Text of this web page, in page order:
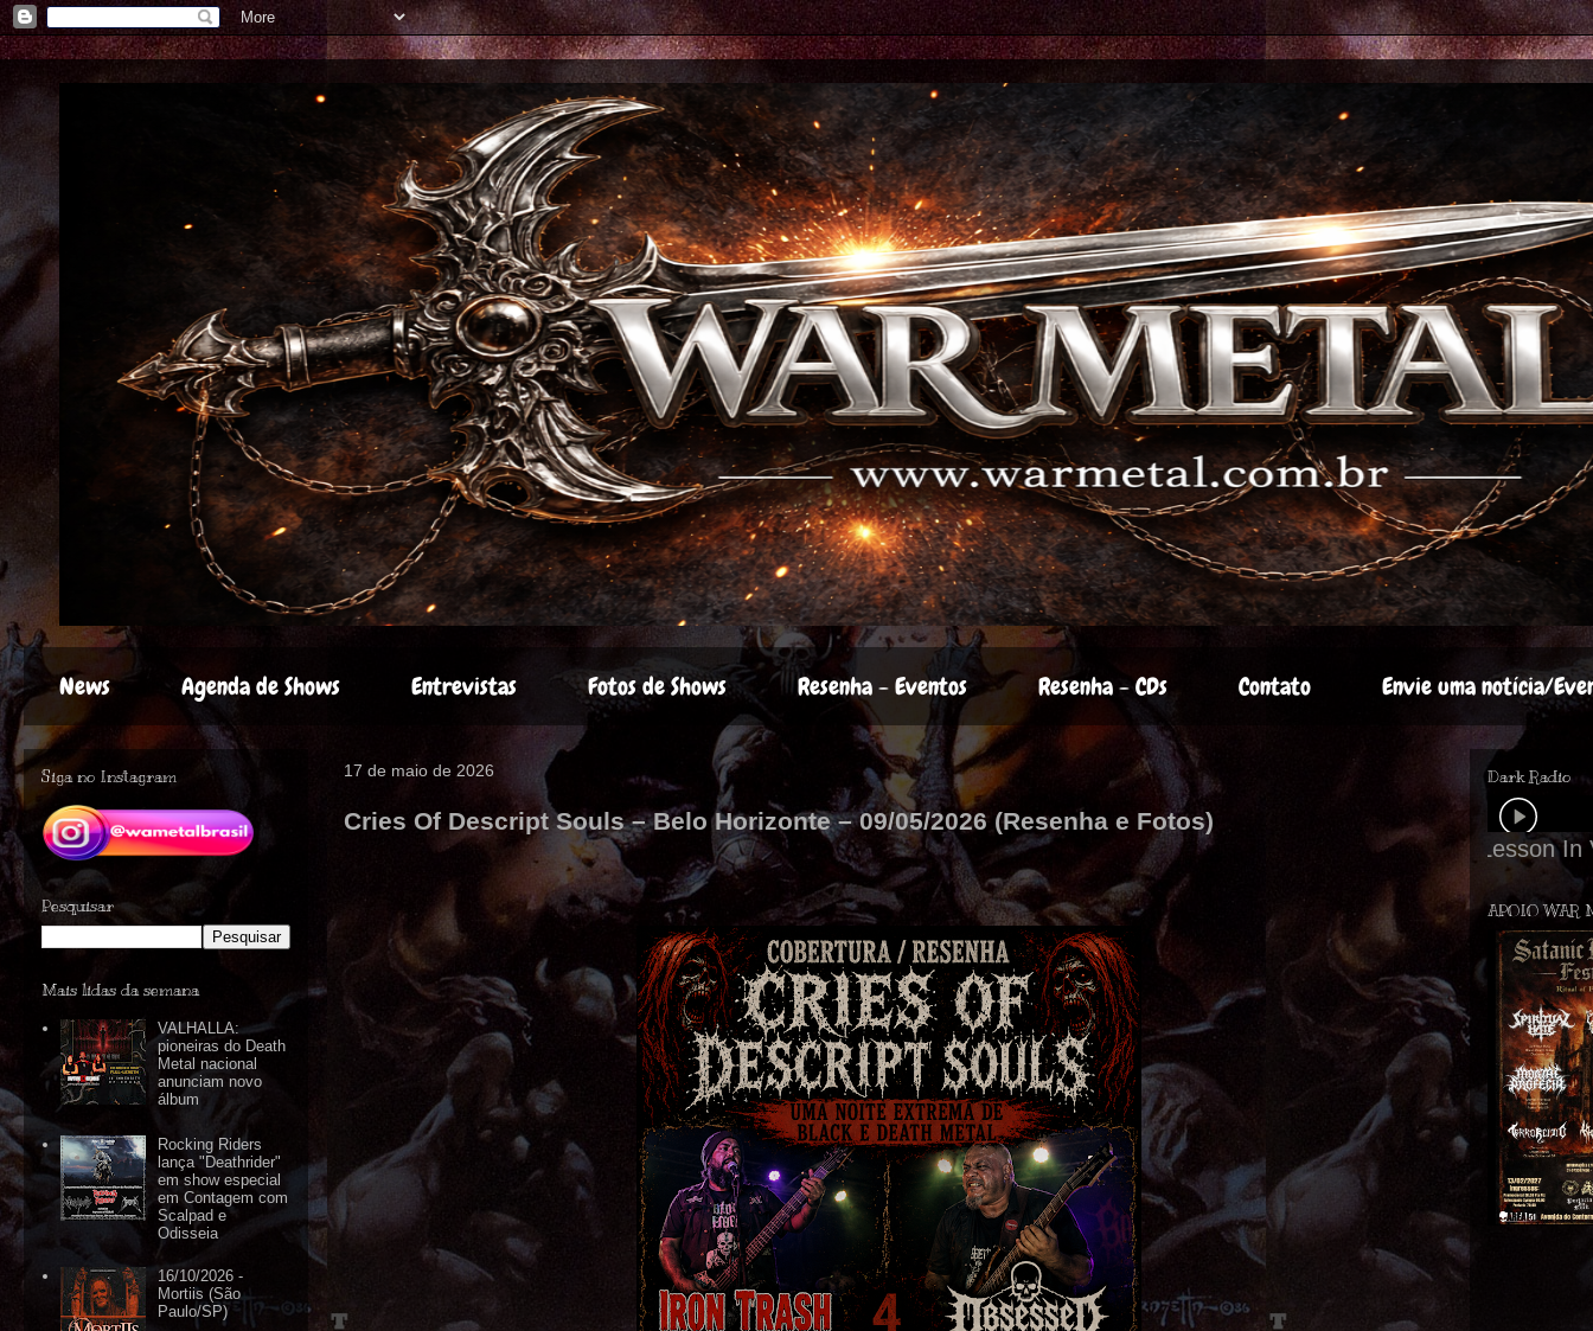
News Agenda de Shows Entrevistas Fotos de Shows Resenha - Eventos Resenha - CDs Contato Envie uma notícia/
17 de maio de 2026
Cries Of Descript Souls – Belo Horizonte – 09/05/2026 (Resenha e Fotos)
Siga no Instagram
Pesquisar
Mais lidas da semana
VALHALLA:
pioneiras do Death
Metal nacional
anunciam novo
álbum
Rocking Riders
lança "Deathrider"
em show especial
em Contagem com
Scalpad e
Odisseia
16/10/2026 -
Mortiis (São
Paulo/SP)
Dark Radio
APOIO WAR